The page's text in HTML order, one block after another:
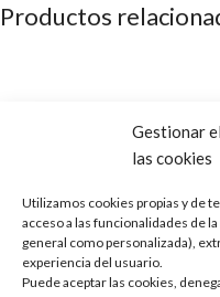
Gestionar
las cookies
Utilizamos cookies propias y de
acceso a las funcionalidades de
general como personalizada),
experiencia del usuario.
Puede aceptar las cookies,
Productos